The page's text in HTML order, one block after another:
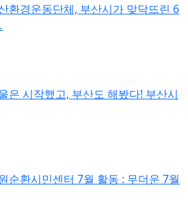
환경운동단체, 부산시가 맞닥뜨린 6
은 시작했고, 부산도 해봤다! 부산시
순환시민센터 7월 활동 : 무더운 7월